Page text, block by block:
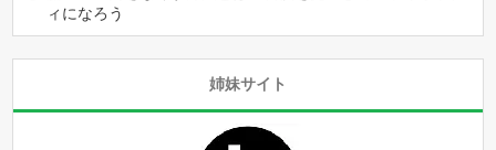
ィになろう
姉妹サイト